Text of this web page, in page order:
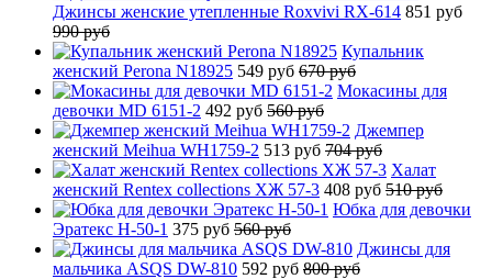
Джинсы женские утепленные Roxvivi RX-614 851 руб
990 руб
Купальник
женский Perona N18925 549 руб 670 руб
Мокасины для
девочки MD 6151-2 492 руб 560 руб
Джемпер
женский Meihua WH1759-2 513 руб 704 руб
Халат
женский Rentex collections ХЖ 57-3 408 руб 510 руб
Юбка для девочки
Эратекс H-50-1 375 руб 560 руб
Джинсы для
мальчика ASQS DW-810 592 руб 800 руб